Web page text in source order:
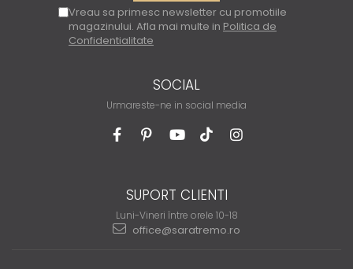
Vreau sa primesc newsletter cu promotiile
magazinului. Afla mai multe in Politica de
Confidentialitate
SOCIAL
Urmareste-ne in social media
SUPORT CLIENTI
Luni-Vineri între orele 10-18
office@saratremo.ro